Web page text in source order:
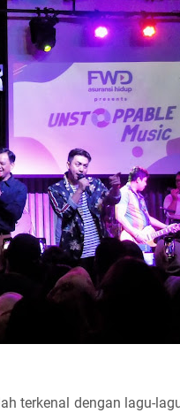
terkenal dengan lagu-